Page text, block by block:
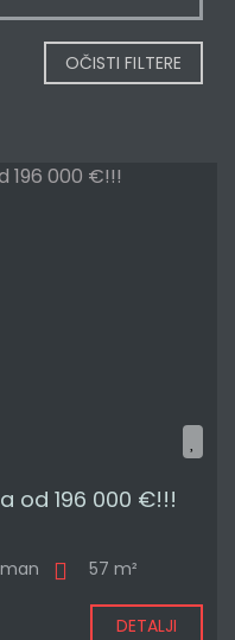
OČISTI FILTERE
od 196 000 €!!!
57 m²
DETALJI